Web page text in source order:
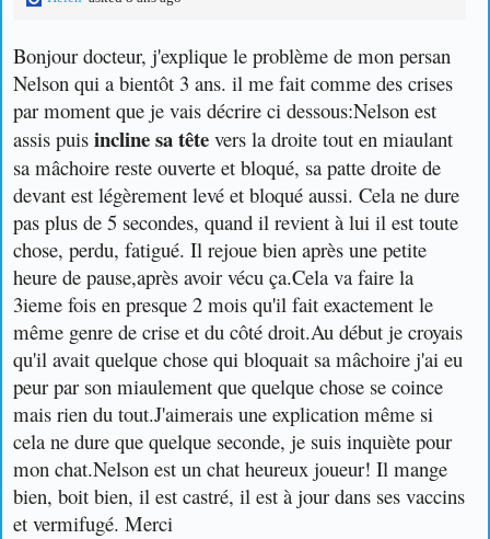
Bonjour docteur, j'explique le problème de mon persan
Nelson qui a bientôt 3 ans. il me fait comme des crises
par moment que je vais décrire ci dessous:Nelson est
assis puis incline sa tête vers la droite tout en miaulant
sa mâchoire reste ouverte et bloqué, sa patte droite de
devant est légèrement levé et bloqué aussi. Cela ne dure
pas plus de 5 secondes, quand il revient à lui il est toute
chose, perdu, fatigué. Il rejoue bien après une petite
heure de pause,après avoir vécu ça.Cela va faire la
3ieme fois en presque 2 mois qu'il fait exactement le
même genre de crise et du côté droit.Au début je croyais
qu'il avait quelque chose qui bloquait sa mâchoire j'ai eu
peur par son miaulement que quelque chose se coince
mais rien du tout.J'aimerais une explication même si
cela ne dure que quelque seconde, je suis inquiète pour
mon chat.Nelson est un chat heureux joueur! Il mange
bien, boit bien, il est castré, il est à jour dans ses vaccins
et vermifugé. Merci